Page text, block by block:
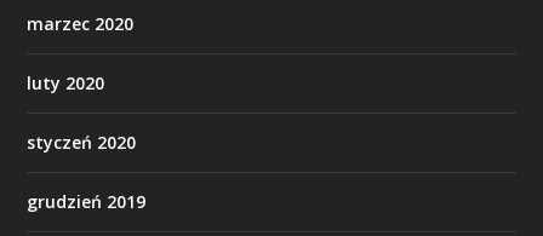
marzec 2020
luty 2020
styczeń 2020
grudzień 2019